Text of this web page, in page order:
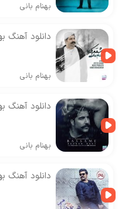
بهنام بانی
دانلود آهنگ
بهنام بانی
دانلود آهنگ
بهنام بانی
دانلود آهنگ